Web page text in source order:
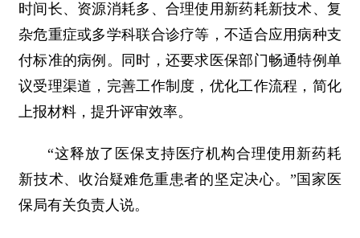
时间长、资源消耗多、合理使用新药耗新技术、复
杂危重症或多学科联合诊疗等，不适合应用病种支
付标准的病例。同时，还要求医保部门畅通特例单
议受理渠道，完善工作制度，优化工作流程，简化
上报材料，提升评审效率。
“这释放了医保支持医疗机构合理使用新药耗
新技术、收治疑难危重患者的坚定决心。”国家医
保局有关负责人说。